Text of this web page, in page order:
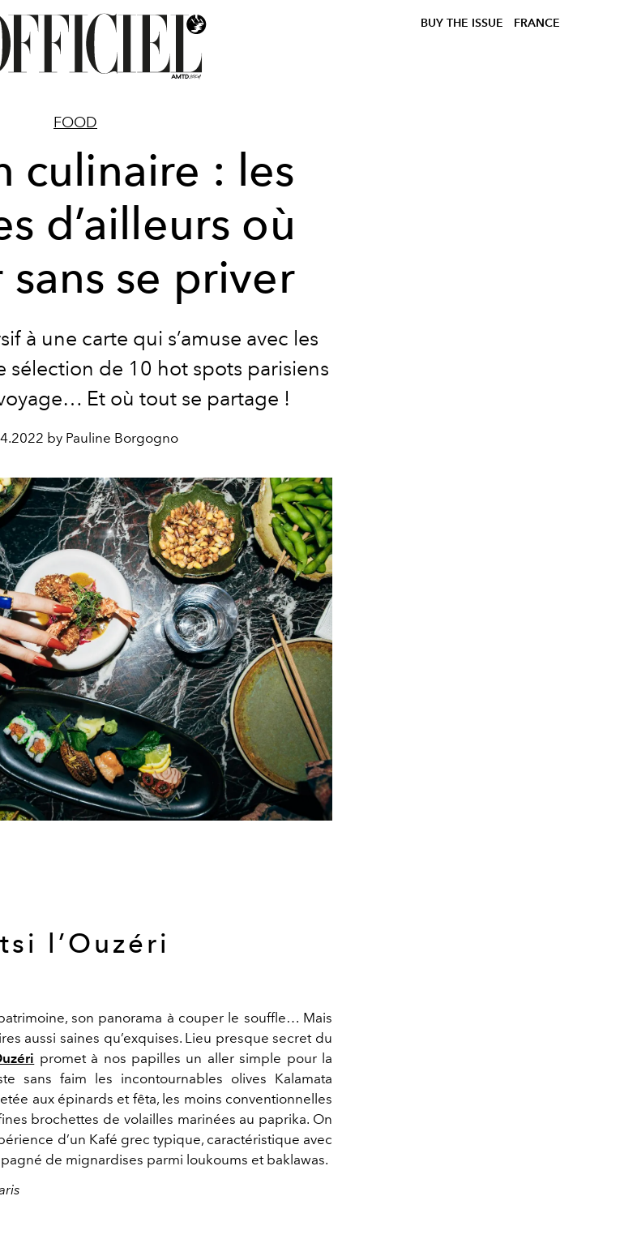
BUY THE ISSUE FRANCE
FOOD
culinaire : les
d’ailleurs où
se priver
à une carte qui s’amuse avec les
sélection de 10 hot spots parisiens
Et où tout se partage !
by Pauline Borgogno
l’Ouzéri
son panorama à couper le souffle… Mais
aussi saines qu’exquises. Lieu presque secret du
promet à nos papilles un aller simple pour la
sans faim les incontournables olives Kalamata
aux épinards et fêta, les moins conventionnelles
brochettes de volailles marinées au paprika. On
d’un Kafé grec typique, caractéristique avec
de mignardises parmi loukoums et baklawas.